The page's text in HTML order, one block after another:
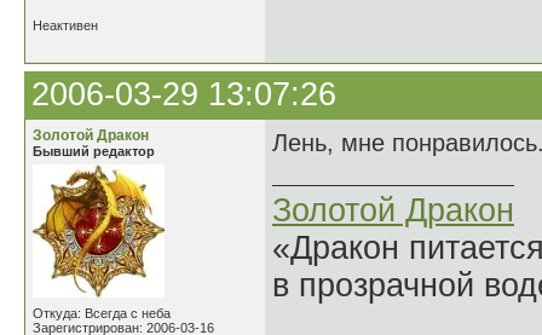
Неактивен
2006-03-29 13:07:26
Золотой Дракон
Бывший редактор
Откуда: Всегда с неба
Зарегистрирован: 2006-03-16
Лень, мне
Золотой Дракон
«Дракон
в прозрачной